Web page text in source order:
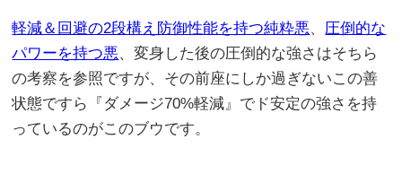
軽減＆回避の2段構え防御性能を持つ純粋悪、 圧倒的な
パワーを持つ悪、変身した後の圧倒的な強さはそちら
の考察を参照ですが、その前座にしか過ぎないこの善
状態ですら『ダメージ70%軽減』でド安定の強さを持
っているのがこのブウです。